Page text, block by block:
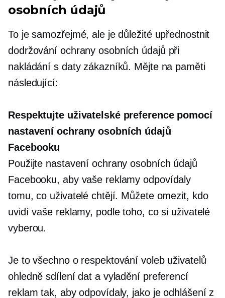
osobních údajů
To je samozřejmé, ale je důležité upřednostnit
dodržování ochrany osobních údajů při
nakládání s daty zákazníků. Mějte na paměti
následující:
Respektujte uživatelské preference pomocí
nastavení ochrany osobních údajů
Facebooku
Použijte nastavení ochrany osobních údajů
Facebooku, aby vaše reklamy odpovídaly
tomu, co uživatelé chtějí. Můžete omezit, kdo
uvidí vaše reklamy, podle toho, co si uživatelé
vyberou.
Je to všechno o respektování voleb uživatelů
ohledně sdílení dat a vyladění preferencí
reklam tak, aby odpovídaly, jako je odhlášení z